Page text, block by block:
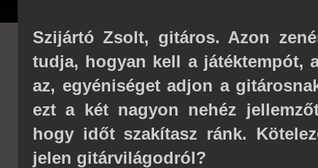
Szijártó Zsolt, gitáros. Azon
tudja, hogyan kell a játéktempót,
az, egyéniséget adjon a
ezt a két nagyon nehéz
hogy időt szakítasz ránk.
jelen gitárvilágodról?